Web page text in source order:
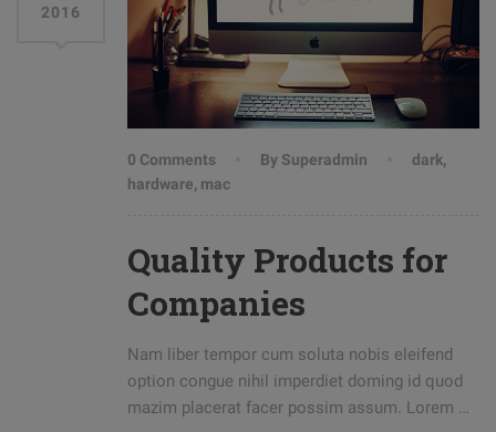
2016
0 Comments By Superadmin dark,
hardware, mac
Quality Products for
Companies
Nam liber tempor cum soluta nobis eleifend
option congue nihil imperdiet doming id quod
mazim placerat facer possim assum. Lorem …